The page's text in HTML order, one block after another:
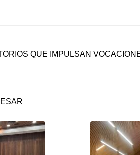
QUE IMPULSAN